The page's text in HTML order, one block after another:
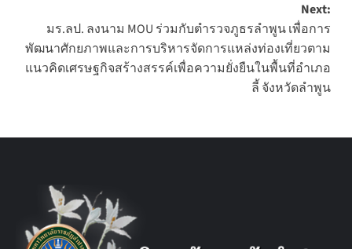
Next:
มร.ลป. ลงนาม MOU ร่วมกับตำรวจภูธรลำพูน เพื่อการ
พัฒนาศักยภาพและการบริหารจัดการแหล่งท่องเที่ยวตาม
แนวคิดเศรษฐกิจสร้างสรรค์เพื่อความยั่งยืนในพื้นที่อำเภอ
ลี้ จังหวัดลำพูน